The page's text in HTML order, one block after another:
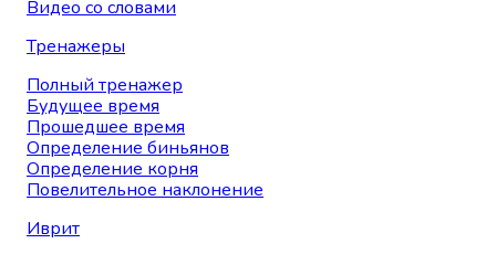
Видео со словами
Тренажеры
Полный тренажер
Будущее время
Прошедшее время
Определение биньянов
Определение корня
Повелительное наклонение
Иврит